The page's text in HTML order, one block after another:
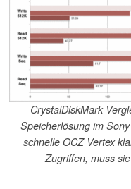
CrystalDiskMark
Speicherlösung im
schnelle OCZ Vertex
Zugriffen, muss